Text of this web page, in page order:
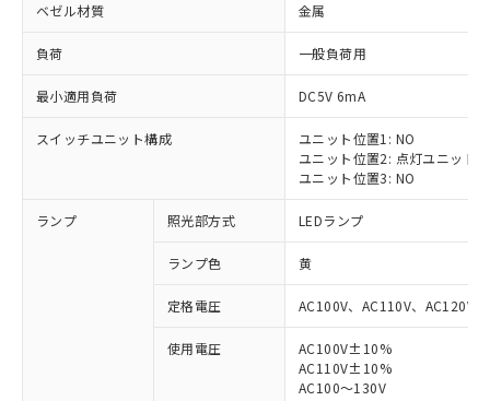
ベゼル材質 金属
負荷 一般負荷用
最小適用負荷 DC5V 6mA
スイッチユニット構成
ユニット位置1: NO
ユニット位置2: 点灯ユニット
ユニット位置3: NO
ランプ 照光部方式 LEDランプ
ランプ色 黄
定格電圧 AC100V、AC110V、AC120V
使用電圧
AC100V±10%
AC110V±10%
AC100～130V